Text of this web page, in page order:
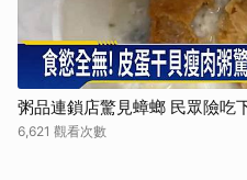
粥品連鎖店驚見蟑螂 民眾險吃
6,621 觀看次數